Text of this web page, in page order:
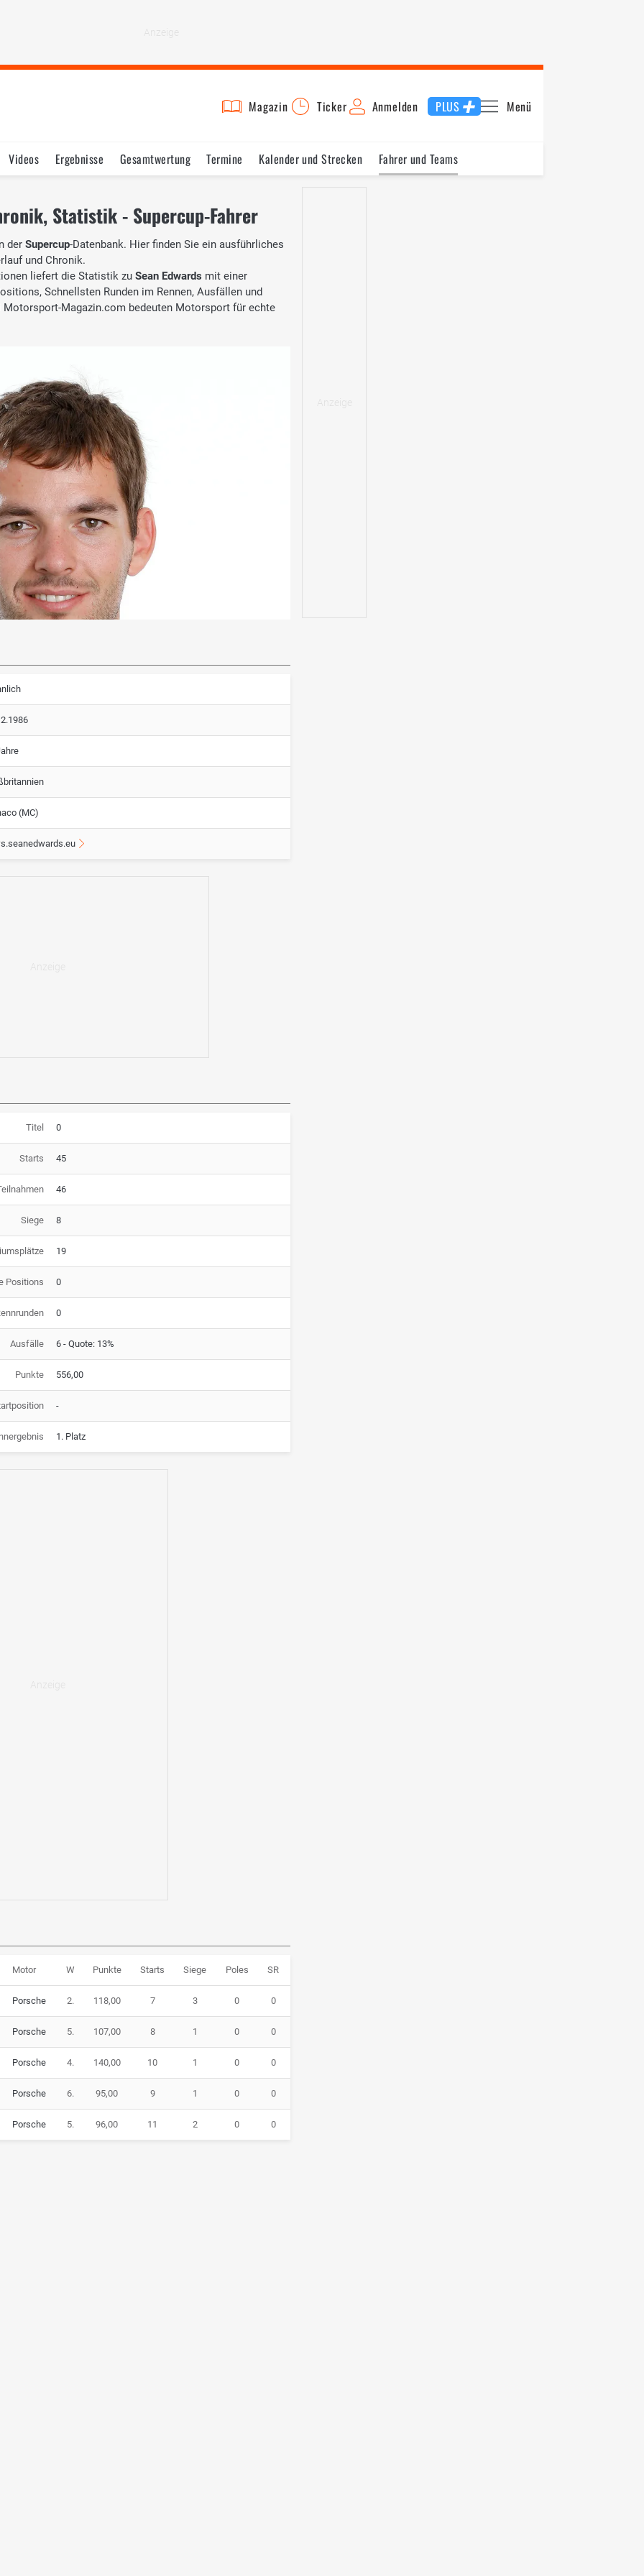
Magazin Ticker Anmelden PLUS Menü
Videos Ergebnisse Gesamtwertung Termine Kalender und Strecken Fahrer und Teams
Statistik - Supercup-Fahrer
der Supercup-Datenbank. Hier finden Sie ein ausführliches
und Chronik.
liefert die Statistik zu Sean Edwards mit einer
Schnellsten Runden im Rennen, Ausfällen und
Motorsport-Magazin.com bedeuten Motorsport für echte
(MC)
Titel 0
Starts 45
46
Siege 8
19
Positions 0
0
Ausfälle 6 - Quote: 13%
Punkte 556,00
-
1. Platz
Motor W Punkte Starts Siege Poles SR
Porsche 2. 118,00 7 3 0 0
Porsche 5. 107,00 8 1 0 0
Porsche 4. 140,00 10 1 0 0
Porsche 6. 95,00 9 1 0 0
Porsche 5. 96,00 11 2 0 0